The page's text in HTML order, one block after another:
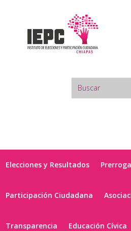
Elecciones y Resultados
Participación Ciudadana
Transparencia Educación Cívica